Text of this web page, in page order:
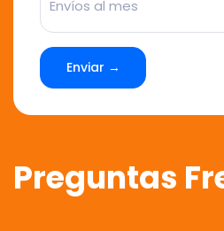
Enviar →
Preguntas